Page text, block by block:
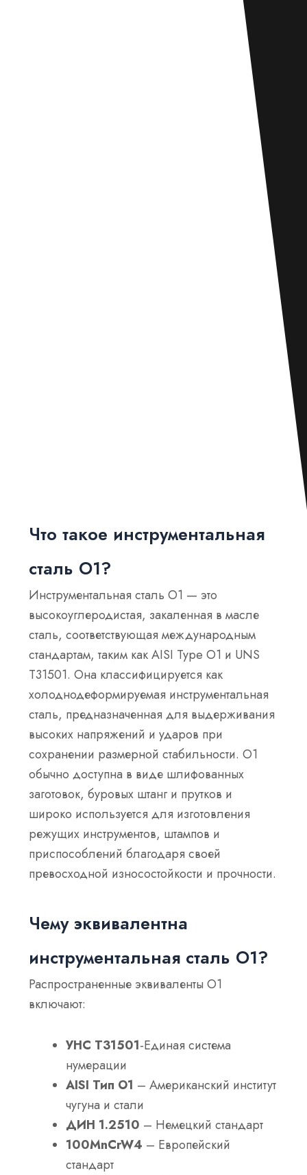
Что такое инструментальная
сталь O1?
Инструментальная сталь O1 — это
высокоуглеродистая, закаленная в масле
сталь, соответствующая международным
стандартам, таким как AISI Type O1 и UNS
T31501. Она классифицируется как
холоднодеформируемая инструментальная
сталь, предназначенная для выдерживания
высоких напряжений и ударов при
сохранении размерной стабильности. O1
обычно доступна в виде шлифованных
заготовок, буровых штанг и прутков и
широко используется для изготовления
режущих инструментов, штампов и
приспособлений благодаря своей
превосходной износостойкости и прочности.
Чему эквивалентна
инструментальная сталь O1?
Распространенные эквиваленты O1
включают:
УНС Т31501-Единая система
нумерации
AISI Тип O1 – Американский институт
чугуна и стали
ДИН 1.2510 – Немецкий стандарт
100MnCrW4 – Европейский
стандарт